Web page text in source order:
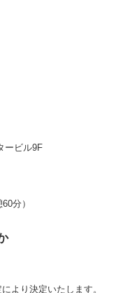
ービル9F
分）
より決定いたします。